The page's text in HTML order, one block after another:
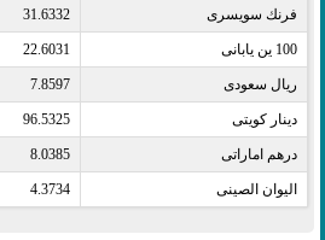
فرنك سويسرى​ 31.6332
100 ين يابانى​ 22.6031
ريال سعودى​ 7.8597
دينار كويتى​ 96.5325
درهم اماراتى​ 8.0385
اليوان الصينى​ 4.3734